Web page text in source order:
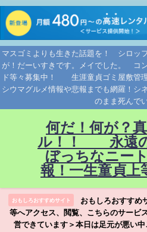
マスゴミよりも生きた話題を！ シロッ
が！だーいすきです。メイでした。 コ
ド等々募集中！ 生涯童貞ゴミ屋敷管
シウマグルメ情報や悲報までも網羅！シ
のまま死んで
何だ！何が？
ル！！ 永遠
ぼっちなニー
報！一生童貞上
おもしろおすすめサイト
おもしろおすすめ
等へアクセス、閲覧、こちらのサービ
営できています＞本日は足元が悪い